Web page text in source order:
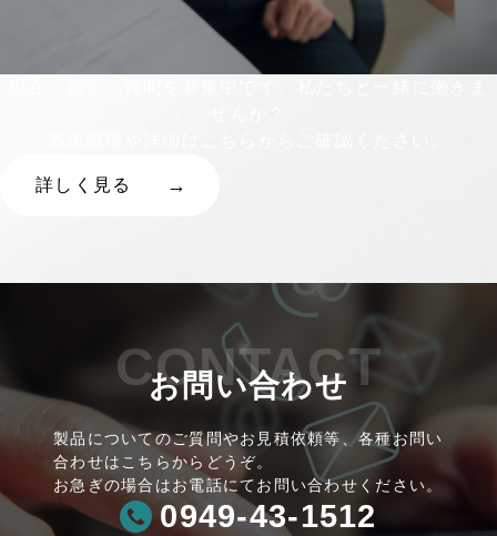
詳しく見る
CONTACT
お問い合わせ
製品についてのご質問やお見積依頼等、各種お問い
合わせはこちらからどうぞ。
お急ぎの場合はお電話にてお問い合わせください。
0949-43-1512